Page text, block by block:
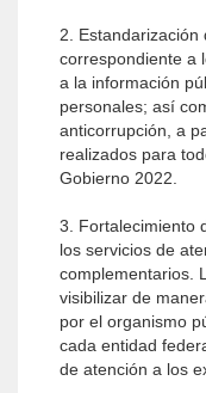
2. Estandarización
correspondiente a
a la información
personales; así
anticorrupción, a
realizados para
Gobierno 2022.
3. Fortalecimiento
los servicios de
complementarios.
visibilizar de
por el organismo
cada entidad
de atención a los